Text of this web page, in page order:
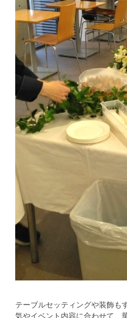
テーブルセッティングや装飾も
気やイベント内容に合わせて、